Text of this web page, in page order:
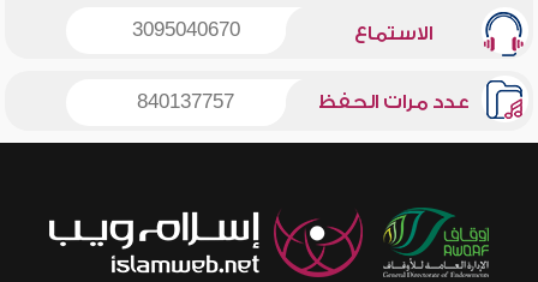
الاستماع 3095040670
عدد مرات الحفظ 840137757